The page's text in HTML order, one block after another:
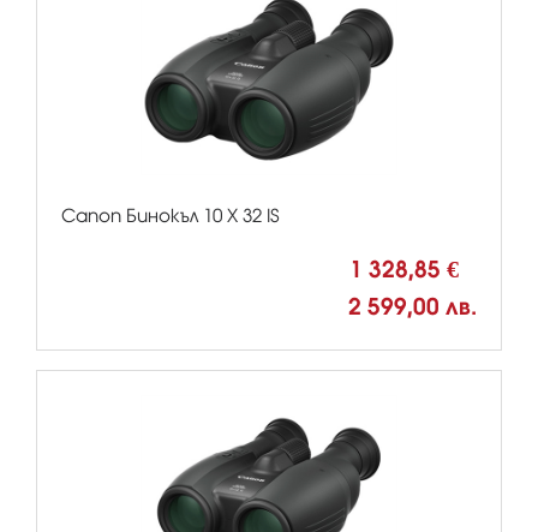
Canon Бинокъл 10 X 32 IS
1 328,85 €
2 599,00 лв.